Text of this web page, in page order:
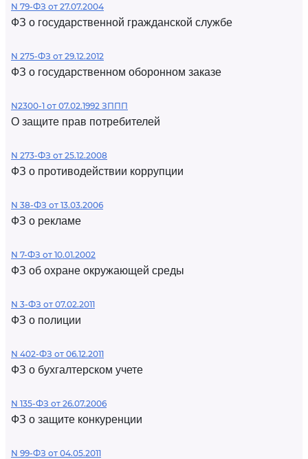
N 79-ФЗ от 27.07.2004
ФЗ о государственной гражданской службе
N 275-ФЗ от 29.12.2012
ФЗ о государственном оборонном заказе
N2300-1 от 07.02.1992 ЗППП
О защите прав потребителей
N 273-ФЗ от 25.12.2008
ФЗ о противодействии коррупции
N 38-ФЗ от 13.03.2006
ФЗ о рекламе
N 7-ФЗ от 10.01.2002
ФЗ об охране окружающей среды
N 3-ФЗ от 07.02.2011
ФЗ о полиции
N 402-ФЗ от 06.12.2011
ФЗ о бухгалтерском учете
N 135-ФЗ от 26.07.2006
ФЗ о защите конкуренции
N 99-ФЗ от 04.05.2011